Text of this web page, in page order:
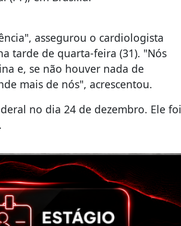
assegurou o cardiologista
tarde de quarta-feira (31). "Nós
e, se não houver nada de
mais de nós", acrescentou.
no dia 24 de dezembro. Ele foi